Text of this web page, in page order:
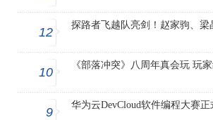
12
探路者飞越队亮剑！赵家驹、梁
10
《部落冲突》八周年真会玩 玩家
9
华为云DevCloud软件编程大赛正